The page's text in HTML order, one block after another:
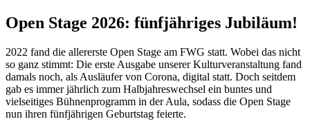
Open Stage 2026: fünfjähriges Jubiläum!
2022 fand die allererste Open Stage am FWG statt. Wobei das nicht
so ganz stimmt: Die erste Ausgabe unserer Kulturveranstaltung fand
damals noch, als Ausläufer von Corona, digital statt. Doch seitdem
gab es immer jährlich zum Halbjahreswechsel ein buntes und
vielseitiges Bühnenprogramm in der Aula, sodass die Open Stage
nun ihren fünfjährigen Geburtstag feierte.